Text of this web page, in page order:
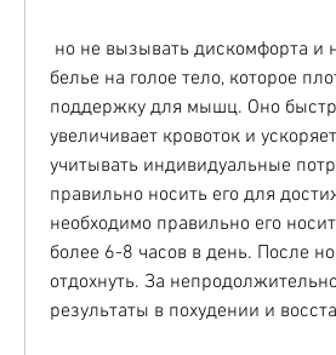
белье на голое тело, которое
поддержку для мышц. Оно
увеличивает кровоток и
учитывать индивидуальные
правильно носить его для
необходимо правильно его
более 6-8 часов в день. После
отдохнуть. За
результаты в похудении и